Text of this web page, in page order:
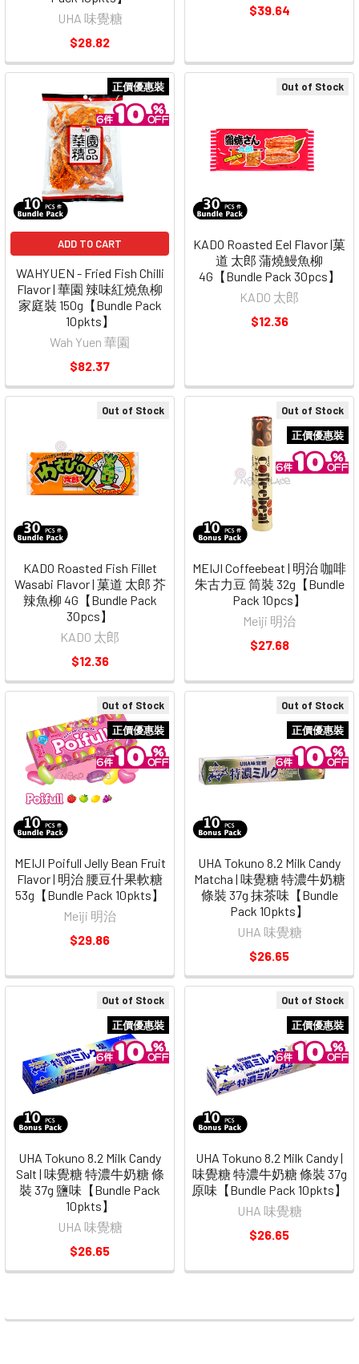
Out of Stock
KADO Roasted Eel Flavor |菓
道 太郎 蒲燒鰻魚柳
4G【Bundle Pack 30pcs】
KADO 太郎
$12.36
Out of Stock
KADO Roasted Fish Fillet
Wasabi Flavor | 菓道 太郎 芥
辣魚柳 4G【Bundle Pack
30pcs】
KADO 太郎
$12.36
Out of Stock
正價優惠裝
MEIJI Coffeebeat | 明治 咖啡
朱古力豆 筒裝 32g【Bundle
Pack 10pcs】
Meiji 明治
$27.68
Out of Stock
正價優惠裝
MEIJI Poifull Jelly Bean Fruit
Flavor | 明治 腰豆什果軟糖
53g【Bundle Pack 10pkts】
Meiji 明治
$29.86
UHA 味覺糖
$28.82
Out of Stock
正價優惠裝
UHA Tokuno 8.2 Milk Candy
Matcha | 味覺糖 特濃牛奶糖
條裝 37g 抹茶味【Bundle
Pack 10pkts】
UHA 味覺糖
$26.65
Out of Stock
正價優惠裝
UHA Tokuno 8.2 Milk Candy
Salt | 味覺糖 特濃牛奶糖 條
裝 37g 鹽味【Bundle Pack
10pkts】
UHA 味覺糖
$26.65
Out of Stock
正價優惠裝
UHA Tokuno 8.2 Milk Candy |
味覺糖 特濃牛奶糖 條裝 37g
原味【Bundle Pack 10pkts】
UHA 味覺糖
$26.65
$39.64
正價優惠裝
ADD TO CART
WAHYUEN - Fried Fish Chilli
Flavor | 華園 辣味紅燒魚柳
家庭裝 150g【Bundle Pack
10pkts】
Wah Yuen 華園
$82.37